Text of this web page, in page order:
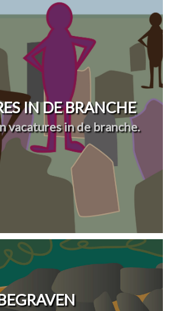
IN DE BRANCHE
vacatures in de branche.